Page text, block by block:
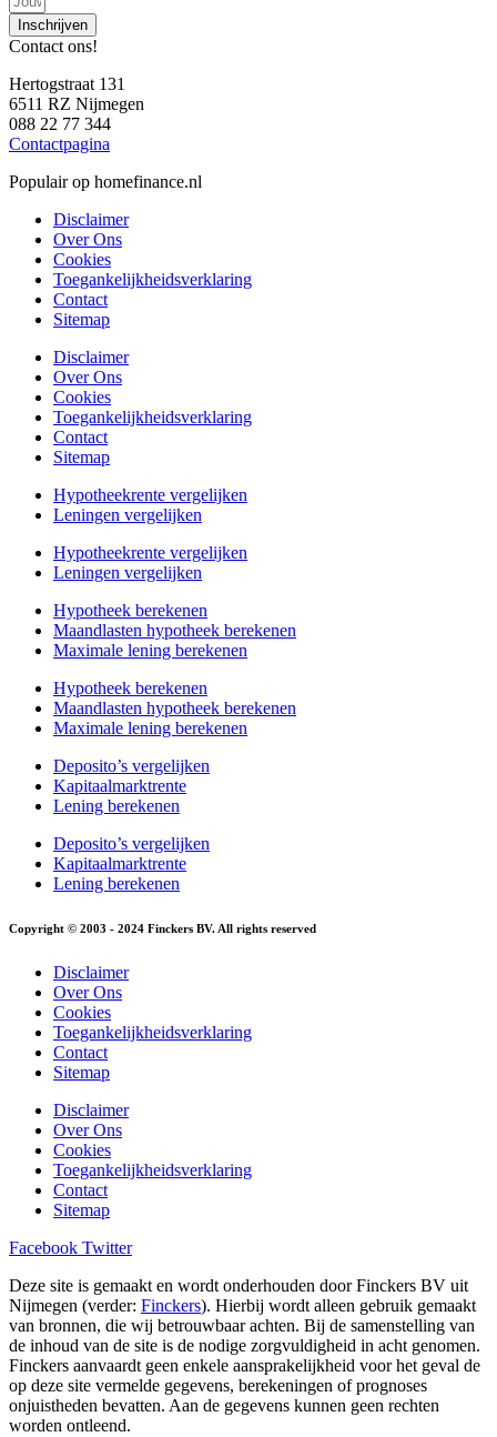
Inschrijven
Contact ons!
Hertogstraat 131
6511 RZ Nijmegen
088 22 77 344
Contactpagina
Populair op homefinance.nl
Disclaimer
Over Ons
Cookies
Toegankelijkheidsverklaring
Contact
Sitemap
Disclaimer
Over Ons
Cookies
Toegankelijkheidsverklaring
Contact
Sitemap
Hypotheekrente vergelijken
Leningen vergelijken
Hypotheekrente vergelijken
Leningen vergelijken
Hypotheek berekenen
Maandlasten hypotheek berekenen
Maximale lening berekenen
Hypotheek berekenen
Maandlasten hypotheek berekenen
Maximale lening berekenen
Deposito’s vergelijken
Kapitaalmarktrente
Lening berekenen
Deposito’s vergelijken
Kapitaalmarktrente
Lening berekenen
Copyright © 2003 - 2024 Finckers BV. All rights reserved
Disclaimer
Over Ons
Cookies
Toegankelijkheidsverklaring
Contact
Sitemap
Disclaimer
Over Ons
Cookies
Toegankelijkheidsverklaring
Contact
Sitemap
Facebook Twitter
Deze site is gemaakt en wordt onderhouden door Finckers BV uit
Nijmegen (verder: Finckers). Hierbij wordt alleen gebruik gemaakt
van bronnen, die wij betrouwbaar achten. Bij de samenstelling van
de inhoud van de site is de nodige zorgvuldigheid in acht genomen.
Finckers aanvaardt geen enkele aansprakelijkheid voor het geval de
op deze site vermelde gegevens, berekeningen of prognoses
onjuistheden bevatten. Aan de gegevens kunnen geen rechten
worden ontleend.